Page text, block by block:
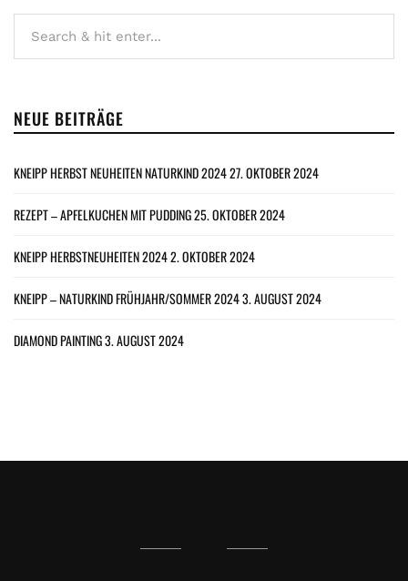
NEUE BEITRÄGE
KNEIPP HERBST NEUHEITEN NATURKIND 202427. OKTOBER 2024
REZEPT – APFELKUCHEN MIT PUDDING25. OKTOBER 2024
KNEIPP HERBSTNEUHEITEN 20242. OKTOBER 2024
KNEIPP – NATURKIND FRÜHJAHR/SOMMER 20243. AUGUST 2024
DIAMOND PAINTING3. AUGUST 2024